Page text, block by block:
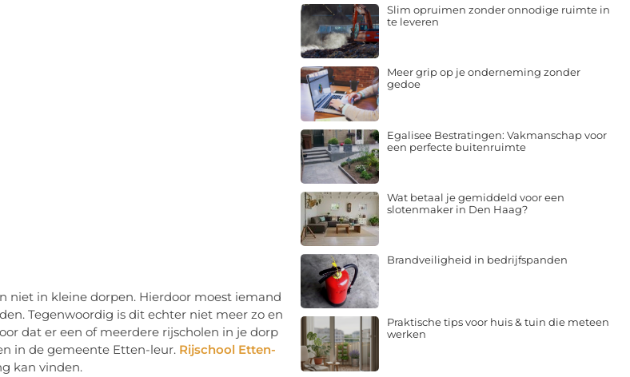
niet in kleine dorpen. Hierdoor moest iemand
Tegenwoordig is dit echter niet meer zo en
dat er een of meerdere rijscholen in je dorp
in de gemeente Etten-leur. Rijschool Etten-
kan vinden.
Slim opruimen zonder onnodige ruimte in
te leveren
Meer grip op je onderneming zonder
gedoe
Egalisee Bestratingen: Vakmanschap voor
een perfecte buitenruimte
Wat betaal je gemiddeld voor een
slotenmaker in Den Haag?
Brandveiligheid in bedrijfspanden
Praktische tips voor huis & tuin die meteen
werken